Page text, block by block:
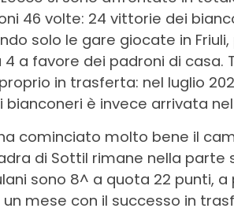
46 volte: 24 vittorie dei
solo le gare giocate in
4 a favore dei padroni di
in trasferta: nel luglio
è invece arrivata
ha cominciato molto bene il
di Sottil rimane nella parte
sono 8^ a quota 22 punti,
mese con il successo in